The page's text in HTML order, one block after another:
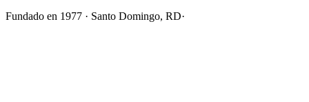
Fundado en 1977 · Santo Domingo, RD·